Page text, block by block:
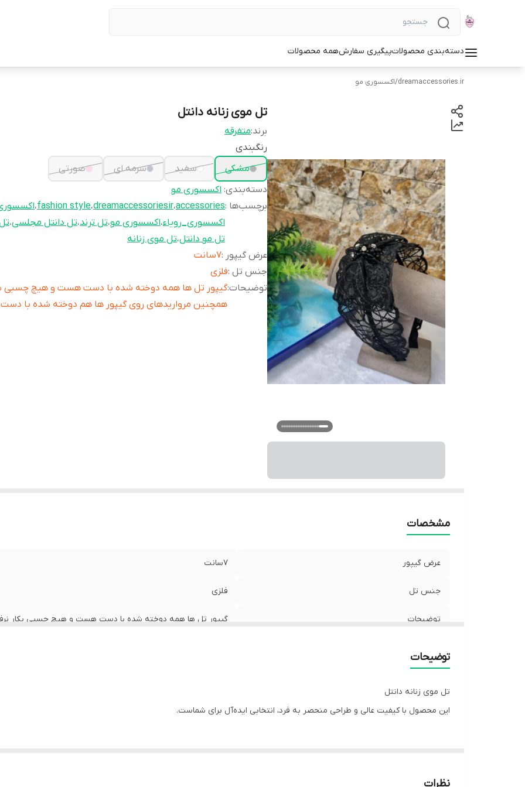
دسته‌بندی محصولاتپیگیری سفارشهمه محصولات
dreamaccessories.ir
/اکسسوری مو
تل موی زنانه دانتل
برند:متفرقه
رنگبندی
مشکی
سفید سرمه ای
صورتی
دسته‌بندی: اکسسوری مو
برچسب‌ها :accessories،dreamaccessoriesir،fashion style،
اکسسوری_رویاء،اکسسوری مو،تل ترند،تل دانتل مجلسی،
تل مو دانتل،تل موی زنانه
عرض گیپور :7سانت
جنس تل :فلزی
توضیحات:گیپور تل ها همه دوخته شده با دست هست و هیچ چسبی
همچنین مرواریدهای روی گیپور ها هم دوخته شده با
مشخصات
عرض گیپور 7سانت
جنس تل فلزی
توضیحات
گیپور تل ها همه دوخته شده با دست هست و هیچ چسبی بکار
توضیحات
تل موی زنانه دانتل
این محصول با کیفیت عالی و طراحی منحصر به فرد، انتخابی ایده‌آل برای شماست.
نظرات